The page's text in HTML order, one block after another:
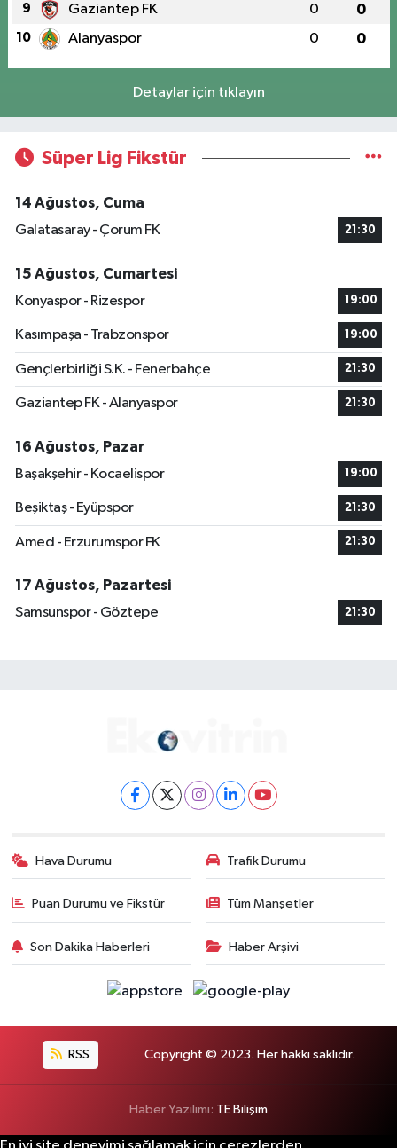
9 Gaziantep FK 0 0
10 Alanyaspor 0 0
Detaylar için tıklayın
Süper Lig Fikstür
14 Ağustos, Cuma
Galatasaray - Çorum FK
21:30
15 Ağustos, Cumartesi
Konyaspor - Rizespor
19:00
Kasımpaşa - Trabzonspor 19:00
Gençlerbirliği S.K. - Fenerbahçe 21:30
Gaziantep FK - Alanyaspor 21:30
16 Ağustos, Pazar
Başakşehir - Kocaelispor
19:00
Beşiktaş - Eyüpspor 21:30
Amed - Erzurumspor FK 21:30
17 Ağustos, Pazartesi
Samsunspor - Göztepe
21:30
Hava Durumu Trafik Durumu
Puan Durumu ve Fikstür Tüm Manşetler
Son Dakika Haberleri Haber Arşivi
RSS Copyright © 2023. Her hakkı saklıdır.
Haber Yazılımı: TE Bilişim